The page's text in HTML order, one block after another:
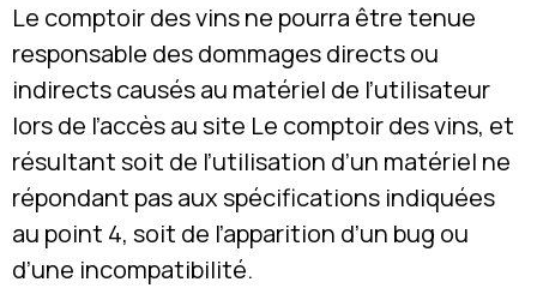
Le comptoir des vins ne pourra être tenue
responsable des dommages directs ou
indirects causés au matériel de l’utilisateur
lors de l’accès au site Le comptoir des vins, et
résultant soit de l’utilisation d’un matériel ne
répondant pas aux spécifications indiquées
au point 4, soit de l’apparition d’un bug ou
d’une incompatibilité.